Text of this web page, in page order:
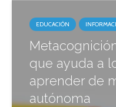
EDUCACIÓN
que ayuda a
aprender de
autónoma